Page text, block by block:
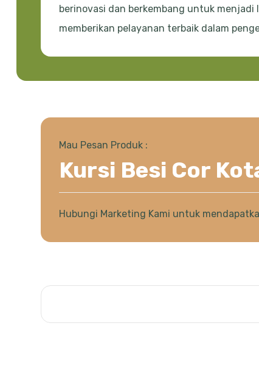
berinovasi dan berkembang untuk menjadi
memberikan pelayanan terbaik dalam
Mau Pesan Produk :
Kursi Besi Cor
Hubungi Marketing Kami untuk